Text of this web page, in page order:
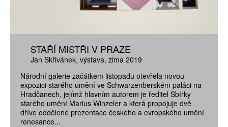
STAŘÍ MISTŘI V PRAZE
Jan Skřivánek výstava zima 2019
Národní galerie začátkem listopadu otevřela novou
expozici starého umění ve Schwarzenberském paláci na
Hradčanech, jejímž hlavním autorem je ředitel Sbírky
starého umění Marius Winzeler a která propojuje dvě
dříve oddělené prezentace českého a evropského umění
renesance...